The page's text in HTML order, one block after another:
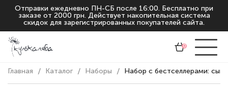
Отправки ежедневно ПН-СБ после 16:00. Бесплатно при
заказе от 2000 грн. Действует накопительная система
скидок для зарегистрированных покупателей сайта.
0
Главная Каталог Наборы Набор с бестселлерами: